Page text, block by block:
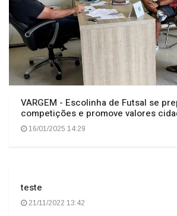
VARGEM - Escolinha de Futsal se
competições e promove valores
16/01/2025 14:29
teste
21/11/2022 13:42